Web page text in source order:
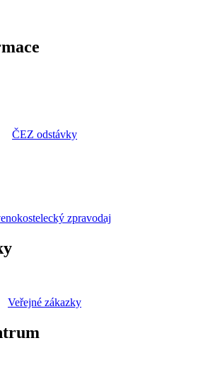
ČEZ odstávky
zpravodaj
Veřejné zákazky